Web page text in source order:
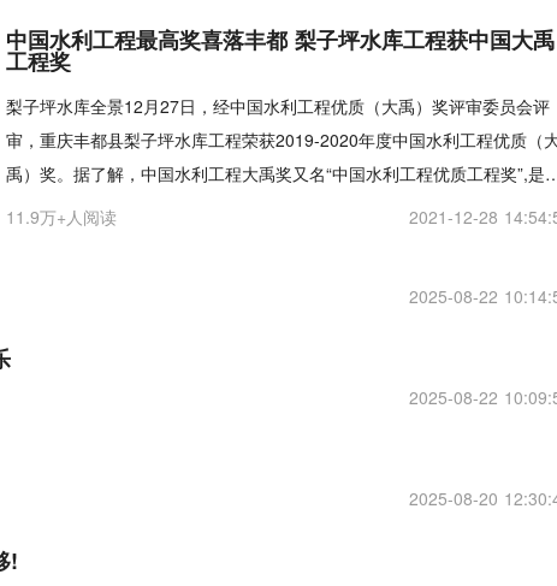
中国水利工程最高奖喜落丰都 梨子坪水库工程获中国大禹
工程奖
梨子坪水库全景12月27日，经中国水利工程优质（大禹）奖评审委员会评
审，重庆丰都县梨子坪水库工程荣获2019-2020年度中国水利工程优质（
禹）奖。据了解，中国水利工程大禹奖又名“中国水利工程优质工程奖”,是
国
11.9万+人阅读 2021-12-28
2025-08-22
2025-08-22
2025-08-20
!